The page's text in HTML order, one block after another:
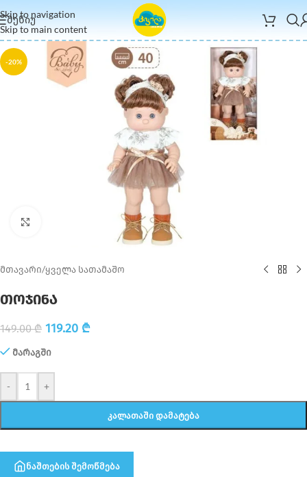
Skip to navigation
Skip to main content
ᲛᲔᲜᲘᲣ
-20%
მთავარი/ყველა სათამაშო
თოჯინა
149.00₾ 119.20 ₾
მარაგში
- +
ᲙᲐᲚᲐᲗᲐᲨᲘ ᲓᲐᲛᲐᲢᲔᲑᲐ
ნაშთების შემოწმება